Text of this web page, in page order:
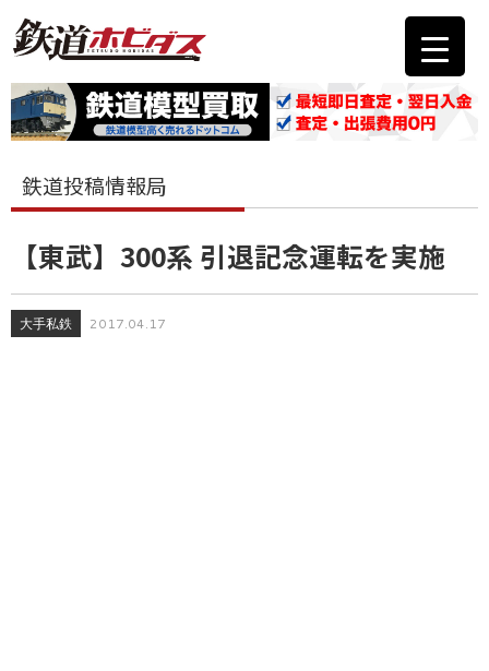
鉄道投稿情報局
【東武】300系 引退記念運転を実施
大手私鉄 2017.04.17